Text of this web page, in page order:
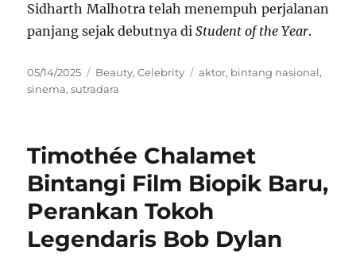
Sidharth Malhotra telah menempuh perjalanan
panjang sejak debutnya diStudent of the Year.
Posted
on
05/14/2025 Categories
Beauty,Celebrity Tags
aktor, bintang nasional,
sinema,sutradara
Timothée Chalamet
Bintangi Film Biopik Baru,
Perankan Tokoh
Legendaris Bob Dylan